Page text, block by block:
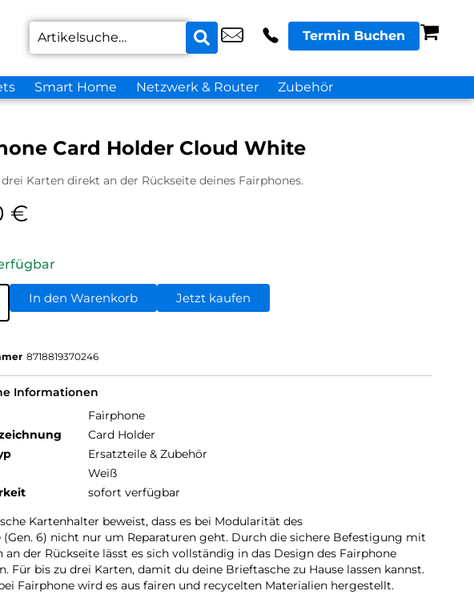
Termin Buchen
Smart Home Netzwerk & Router Zubehör
Card Holder Cloud White
Karten direkt an der Rückseite deines Fairphones.
€
In den Warenkorb Jetzt kaufen
8718819370246
Informationen
Fairphone
Card Holder
Ersatzteile & Zubehör
Weiß
sofort verfügbar
Kartenhalter beweist, dass es bei Modularität des
(Gen. 6) nicht nur um Reparaturen geht. Durch die sichere Befestigung mit
an der Rückseite lässt es sich vollständig in das Design des Fairphone
Für bis zu drei Karten, damit du deine Brieftasche zu Hause lassen kannst.
Fairphone wird es aus fairen und recycelten Materialien hergestellt.